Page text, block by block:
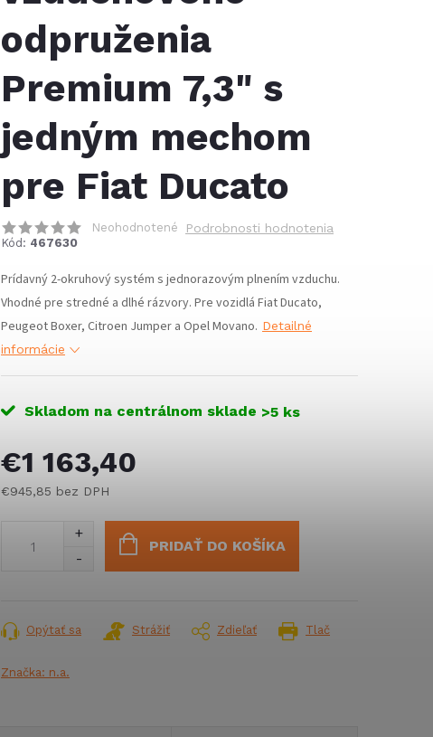
odpruženia
Premium 7,3" s
jedným mechom
pre Fiat Ducato
Neohodnotené Podrobnosti hodnotenia
Kód: 467630
Prídavný 2-okruhový systém s jednorazovým plnením vzduchu.
Vhodné pre stredné a dlhé rázvory. Pre vozidlá Fiat Ducato,
Peugeot Boxer, Citroen Jumper a Opel Movano. Detailné
informácie
Skladom na centrálnom sklade >5 ks
€1 163,40
€945,85 bez DPH
PRIDAŤ DO KOŠÍKA
Tlač
Opýtať sa Strážiť Zdieľať
Značka: n.a.